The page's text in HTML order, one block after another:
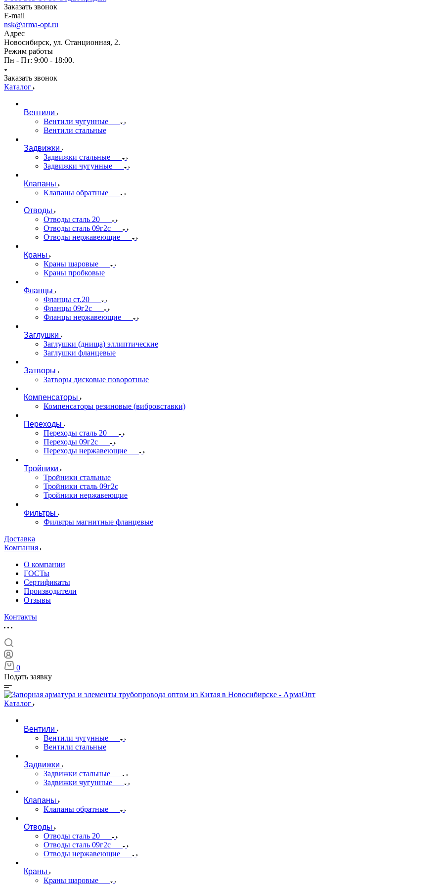
Заказать звонок
E-mail
nsk@arma-opt.ru
Адрес
Новосибирск, ул. Станционная, 2.
Режим работы
Пн - Пт: 9:00 - 18:00.
Заказать звонок
Каталог
Вентили
Вентили чугунные
Вентили стальные
Задвижки
Задвижки стальные
Задвижки чугунные
Клапаны
Клапаны обратные
Отводы
Отводы сталь 20
Отводы сталь 09г2с
Отводы нержавеющие
Краны
Краны шаровые
Краны пробковые
Фланцы
Фланцы ст.20
Фланцы 09г2с
Фланцы нержавеющие
Заглушки
Заглушки (днища) эллиптические
Заглушки фланцевые
Затворы
Затворы дисковые поворотные
Компенсаторы
Компенсаторы резиновые (вибровставки)
Переходы
Переходы сталь 20
Переходы 09г2с
Переходы нержавеющие
Тройники
Тройники стальные
Тройники сталь 09г2с
Тройники нержавеющие
Фильтры
Фильтры магнитные фланцевые
Доставка
Компания
О компании
ГОСТы
Сертификаты
Производители
Отзывы
Контакты
0
Подать заявку
Каталог
Вентили
Вентили чугунные
Вентили стальные
Задвижки
Задвижки стальные
Задвижки чугунные
Клапаны
Клапаны обратные
Отводы
Отводы сталь 20
Отводы сталь 09г2с
Отводы нержавеющие
Краны
Краны шаровые